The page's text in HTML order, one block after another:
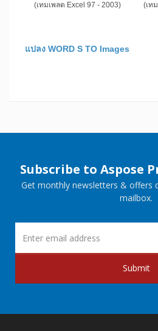
(เทมเพลต Excel 97 - 2003)
(เท
แปลง WORD S TO Images
Subscribe to Aspose
Get monthly newsletters & offers
mailbox.
Submit